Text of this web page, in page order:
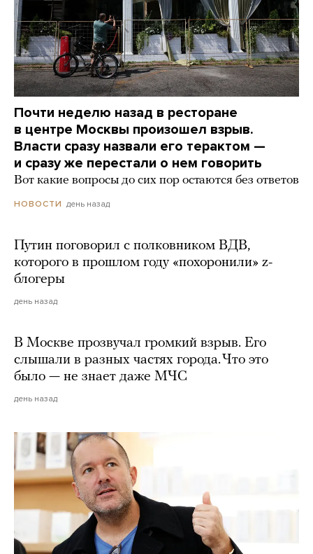
Почти неделю назад в ресторане
в центре Москвы произошел взрыв.
Власти сразу назвали его терактом —
и сразу же перестали о нем говорить
Вот какие вопросы до сих пор остаются без ответов
НОВОСТИ день назад
Путин поговорил с полковником ВДВ,
которого в прошлом году «похоронили» z-
блогеры
день назад
В Москве прозвучал громкий взрыв. Его
слышали в разных частях города. Что это
было — не знает даже МЧС
день назад